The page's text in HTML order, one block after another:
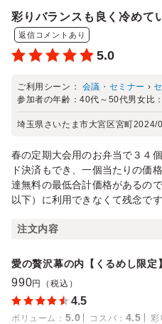
彩りバランスも良く冷めて
返信コメントあり
5.0
ご利用シーン： 会議・セミナー ›
参加者の年齢：40代～50代男女比：
埼玉県さいたま市大宮区宮町2024/
春の定期大会用のお弁当で３４
ド決済もでき、一個当たりの価
達無料の最低合計価格があるの
以下）に利用できなくて残念です
注文内容
愛の贅沢幕の内【くるめし限定】
990円（税込）
4.5
ボリューム ： 5.0 コスパ ： 4.5 彩